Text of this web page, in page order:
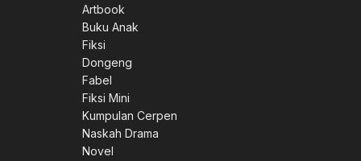
Artbook
Buku Anak
Fiksi
Dongeng
Fabel
Fiksi Mini
Kumpulan Cerpen
Naskah Drama
Novel